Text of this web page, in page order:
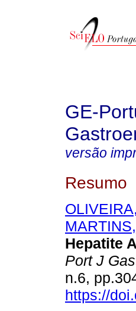
GE-
versão
Resumo
Hepatite
Port J
n.6,
https://